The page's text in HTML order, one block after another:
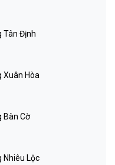
Tân Định
Xuân Hòa
Bàn Cờ
Nhiêu Lộc